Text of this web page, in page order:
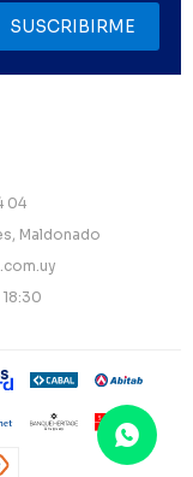
04
Maldonado
SUSCRIBIRME